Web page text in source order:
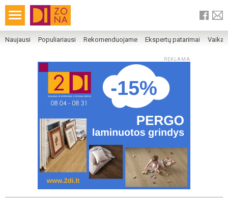
Naujausi Populiariausi Rekomenduojame Ekspertų patarimai
REKLAMA